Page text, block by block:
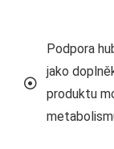
Podpora
jako
produktu